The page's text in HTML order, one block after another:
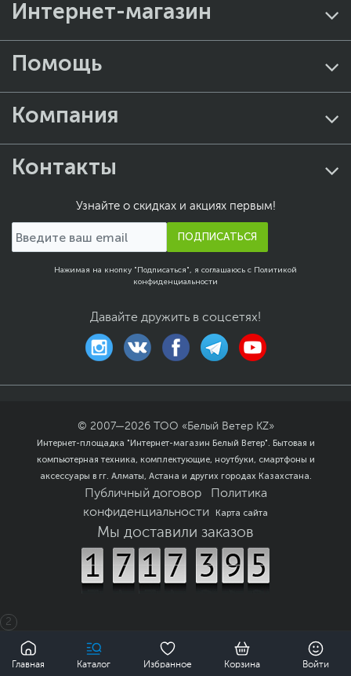
Интернет-магазин
Помощь
Компания
Контакты
Узнайте о скидках и акциях первым!
ПОДПИСАТЬСЯ
Нажимая на кнопку "Подписаться", я соглашаюсь с Политикой
конфиденциальности
Давайте дружить в соцсетях!
© 2007—2026
ТОО «Белый Ветер KZ»
Интернет-площадка "Интернет-магазин Белый Ветер". Бытовая и
компьютерная техника, комплектующие, ноутбуки, смартфоны и
аксессуары в гг. Алматы, Астана и других городах Казахстана.
Публичный договор
Политика
конфиденциальности
Карта сайта
Мы доставили заказов
2
Главная Каталог Избранное Корзина Войти